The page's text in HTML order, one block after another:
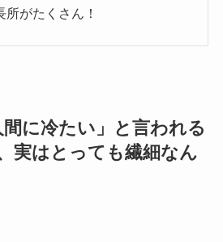
所がたくさん！
間に冷たい」と言われる
実はとっても繊細なん